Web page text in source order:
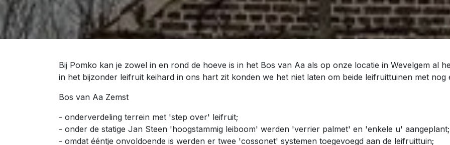
Bij Pomko kan je zowel in en rond de hoeve is in het Bos van Aa als op onze locatie in Wevelgem al
in het bijzonder leifruit keihard in ons hart zit konden we het niet laten om beide leifruittuinen met nog
Bos van Aa Zemst
- onderverdeling terrein met 'step over' leifruit;
- onder de statige Jan Steen 'hoogstammig leiboom' werden 'verrier palmet' en 'enkele u' aangeplant;
- omdat ééntje onvoldoende is werden er twee 'cossonet' systemen toegevoegd aan de leifruittuin;